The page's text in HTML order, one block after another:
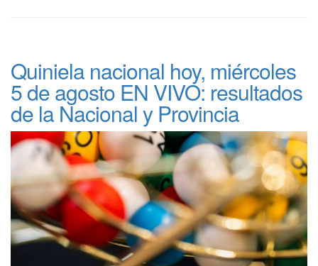
Quiniela nacional hoy, miércoles
5 de agosto EN VIVO: resultados
de la Nacional y Provincia